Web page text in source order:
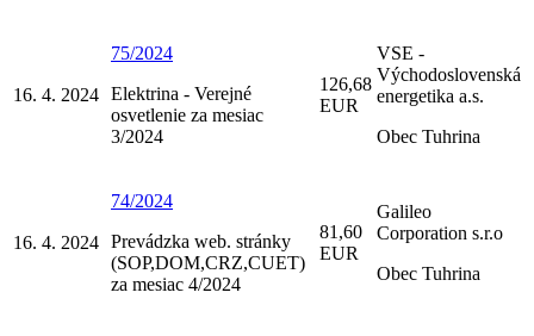
16. 4. 2024
75/2024
Elektrina - Verejné
osvetlenie za mesiac
3/2024
126,68
EUR
VSE -
Východoslovenská
energetika a.s.
Obec Tuhrina
16. 4. 2024
74/2024
Prevádzka web. stránky
(SOP,DOM,CRZ,CUET)
za mesiac 4/2024
81,60
EUR
Galileo
Corporation s.r.o
Obec Tuhrina